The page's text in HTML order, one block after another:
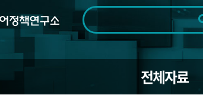
검색범위 전체
기간 전체 1일 1주 1개월
~
전체자료